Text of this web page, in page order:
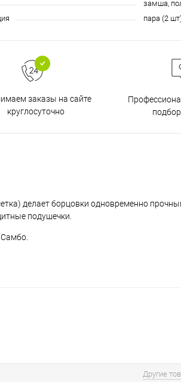
замша,
пара (2
заказы на сайте
круглосуточно
делает борцовки одновременно
подушечки.
Другие